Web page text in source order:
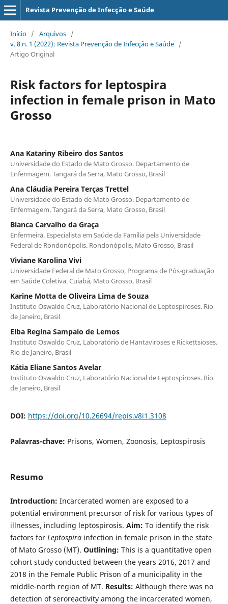
Revista Prevenção de Infecção e Saúde
Início / Arquivos /
v. 8 n. 1 (2022): Revista Prevenção de Infecção e Saúde /
Artigo Original
Risk factors for leptospira
infection in female prison in Mato
Grosso
Ana Katariny Ribeiro dos Santos
Universidade do Estado de Mato Grosso. Departamento de
Enfermagem. Tangará da Serra, Mato Grosso, Brasil
Ana Cláudia Pereira Terças Trettel
Universidade do Estado de Mato Grosso. Departamento de
Enfermagem. Tangará da Serra, Mato Grosso, Brasil
Bianca Carvalho da Graça
Enfermeira. Especialista em Saúde da Família pela Universidade
Federal de Rondonópolis. Rondonópolis, Mato Grosso, Brasil
Viviane Karolina Vivi
Universidade Federal de Mato Grosso, Programa de Pós-graduação
em Saúde Coletiva. Cuiabá, Mato Grosso, Brasil
Karine Motta de Oliveira Lima de Souza
Instituto Oswaldo Cruz, Laboratório Nacional de Leptospiroses. Rio
de Janeiro, Brasil
Elba Regina Sampaio de Lemos
Instituto Oswaldo Cruz, Laboratório de Hantaviroses e Rickettsioses.
Rio de Janeiro, Brasil
Kátia Eliane Santos Avelar
Instituto Oswaldo Cruz, Laboratório Nacional de Leptospiroses. Rio
de Janeiro, Brasil
DOI: https://doi.org/10.26694/repis.v8i1.3108
Palavras-chave: Prisons, Women, Zoonosis, Leptospirosis
Resumo
Introduction: Incarcerated women are exposed to a
potential environment precursor of risk for various types of
illnesses, including leptospirosis. Aim: To identify the risk
factors for Leptospirainfection in female prison in the state
of Mato Grosso (MT). Outlining: This is a quantitative open
cohort study conducted between the years 2016, 2017 and
2018 in the Female Public Prison of a municipality in the
middle-north region of MT. Results: Although there was no
detection of seroreactivity among the incarcerated women,